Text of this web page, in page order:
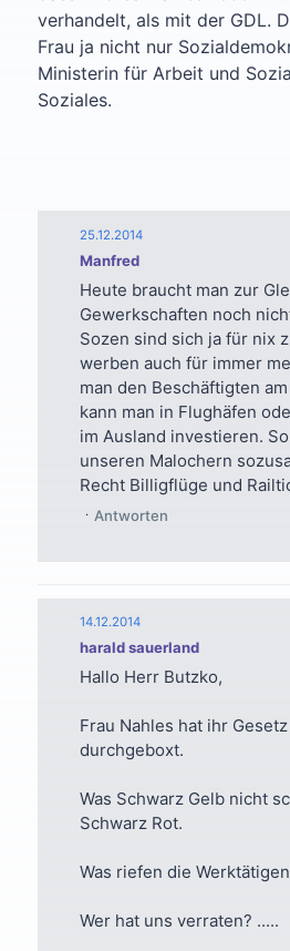
verhandelt, als mit der GDL.
Frau ja nicht nur
Ministerin für Arbeit und
Soziales.
Manfred
25.12.2014
Heute braucht man zur
Gewerkschaften noch
Sozen sind sich ja für nix
werben auch für immer
man den Beschäftigten
kann man in Flughäfen
im Ausland investieren.
unseren Malochern
Recht Billigflüge und
Antworten
harald sauerland
14.12.2014
Hallo Herr Butzko,
Frau Nahles hat ihr
durchgeboxt.
Was Schwarz Gelb nicht
Schwarz Rot.
Was riefen die
Wer hat uns verraten? .....